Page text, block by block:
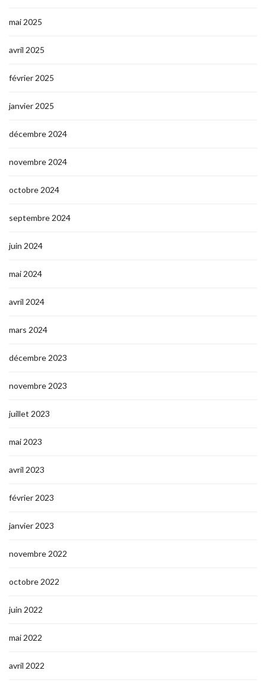
mai 2025
avril 2025
février 2025
janvier 2025
décembre 2024
novembre 2024
octobre 2024
septembre 2024
juin 2024
mai 2024
avril 2024
mars 2024
décembre 2023
novembre 2023
juillet 2023
mai 2023
avril 2023
février 2023
janvier 2023
novembre 2022
octobre 2022
juin 2022
mai 2022
avril 2022